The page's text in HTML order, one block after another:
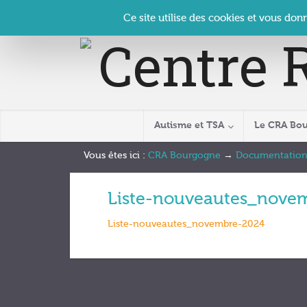
Contact Se connecter | CRA Bourgogne
Autisme et TSA Le CRA
Vous êtes ici : CRA Bourgogne → Documentation
Liste-
Liste-nouveautes_novembre-2024
Ce site utilise des cookies et vous